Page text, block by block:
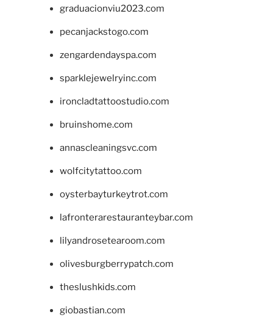
graduacionviu2023.com
pecanjackstogo.com
zengardendayspa.com
sparklejewelryinc.com
ironcladtattoostudio.com
bruinshome.com
annascleaningsvc.com
wolfcitytattoo.com
oysterbayturkeytrot.com
lafronterarestauranteybar.com
lilyandrosetearoom.com
olivesburgberrypatch.com
theslushkids.com
giobastian.com